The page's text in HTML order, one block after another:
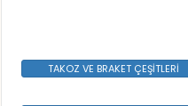
TAKOZ VE BRAKET ÇEŞİTLERİ